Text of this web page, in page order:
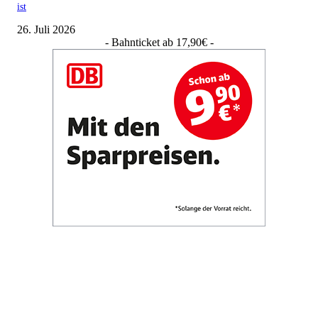
ist
26. Juli 2026
- Bahnticket ab 17,90€ -